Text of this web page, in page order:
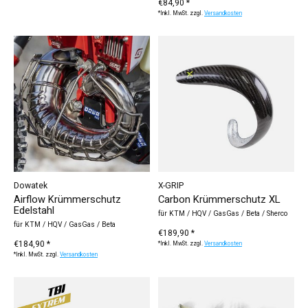
€84,90 *
*Inkl. MwSt. zzgl.Versandkosten
Dowatek
Airflow Krümmerschutz
Edelstahl
für KTM / HQV / GasGas / Beta
€184,90 *
*Inkl. MwSt. zzgl.Versandkosten
X-GRIP
Carbon Krümmerschutz XL
für KTM / HQV / GasGas / Beta / Sherco
€189,90 *
*Inkl. MwSt. zzgl.Versandkosten